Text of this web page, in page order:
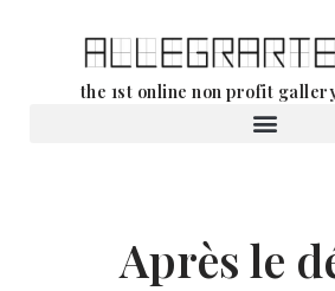
the 1st online non profit
Après le